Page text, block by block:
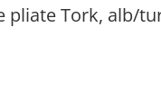
pliate Tork, alb/